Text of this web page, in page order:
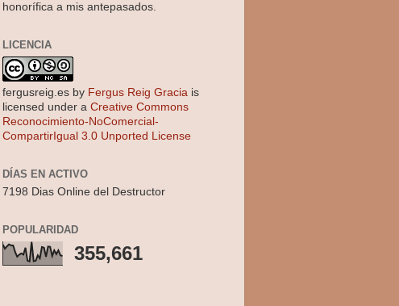
honorífica a mis antepasados.
LICENCIA
fergusreig.es by Fergus Reig Gracia is
licensed under a Creative Commons
Reconocimiento-NoComercial-
CompartirIgual 3.0 Unported License
DÍAS EN ACTIVO
7198 Dias Online del Destructor
POPULARIDAD
355,661